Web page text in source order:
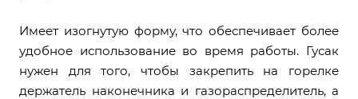
Имеет изогнутую форму, что обеспечивает более
удобное использование во время работы. Гусак
нужен для того, чтобы закрепить на горелке
держатель наконечника и газораспределитель, а